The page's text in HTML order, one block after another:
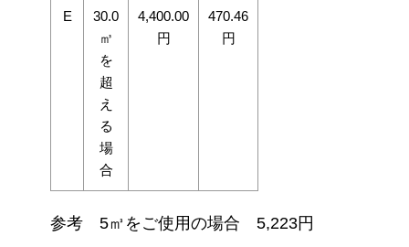
E
30.0
㎥
を
超
え
る
場
合
4,400.00
円
470.46
円
参考 5㎥をご使用の場合 5,223円